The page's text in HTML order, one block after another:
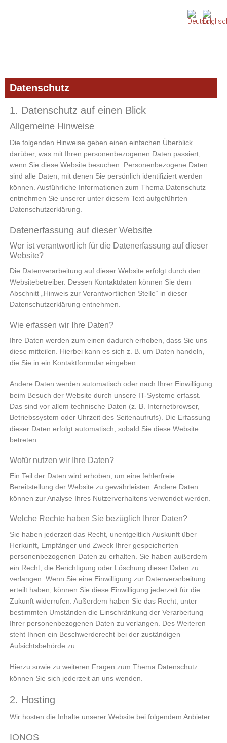
Datenschutz
1. Datenschutz auf einen Blick
Allgemeine Hinweise
Die folgenden Hinweise geben einen einfachen Überblick
darüber, was mit Ihren personenbezogenen Daten passiert,
wenn Sie diese Website besuchen. Personenbezogene Daten
sind alle Daten, mit denen Sie persönlich identifiziert werden
können. Ausführliche Informationen zum Thema Datenschutz
entnehmen Sie unserer unter diesem Text aufgeführten
Datenschutzerklärung.
Datenerfassung auf dieser Website
Wer ist verantwortlich für die Datenerfassung auf dieser
Website?
Die Datenverarbeitung auf dieser Website erfolgt durch den
Websitebetreiber. Dessen Kontaktdaten können Sie dem
Abschnitt „Hinweis zur Verantwortlichen Stelle“ in dieser
Datenschutzerklärung entnehmen.
Wie erfassen wir Ihre Daten?
Ihre Daten werden zum einen dadurch erhoben, dass Sie uns
diese mitteilen. Hierbei kann es sich z. B. um Daten handeln,
die Sie in ein Kontaktformular eingeben.
Andere Daten werden automatisch oder nach Ihrer Einwilligung
beim Besuch der Website durch unsere IT-Systeme erfasst.
Das sind vor allem technische Daten (z. B. Internetbrowser,
Betriebssystem oder Uhrzeit des Seitenaufrufs). Die Erfassung
dieser Daten erfolgt automatisch, sobald Sie diese Website
betreten.
Wofür nutzen wir Ihre Daten?
Ein Teil der Daten wird erhoben, um eine fehlerfreie
Bereitstellung der Website zu gewährleisten. Andere Daten
können zur Analyse Ihres Nutzerverhaltens verwendet werden.
Welche Rechte haben Sie bezüglich Ihrer Daten?
Sie haben jederzeit das Recht, unentgeltlich Auskunft über
Herkunft, Empfänger und Zweck Ihrer gespeicherten
personenbezogenen Daten zu erhalten. Sie haben außerdem
ein Recht, die Berichtigung oder Löschung dieser Daten zu
verlangen. Wenn Sie eine Einwilligung zur Datenverarbeitung
erteilt haben, können Sie diese Einwilligung jederzeit für die
Zukunft widerrufen. Außerdem haben Sie das Recht, unter
bestimmten Umständen die Einschränkung der Verarbeitung
Ihrer personenbezogenen Daten zu verlangen. Des Weiteren
steht Ihnen ein Beschwerderecht bei der zuständigen
Aufsichtsbehörde zu.
Hierzu sowie zu weiteren Fragen zum Thema Datenschutz
können Sie sich jederzeit an uns wenden.
2. Hosting
Wir hosten die Inhalte unserer Website bei folgendem Anbieter:
IONOS